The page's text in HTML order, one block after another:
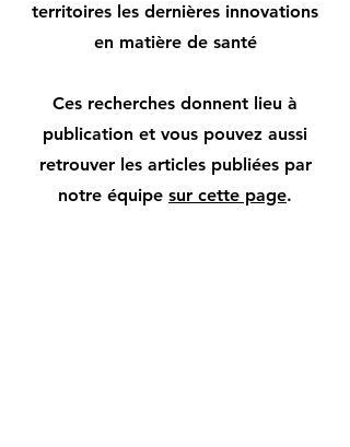
territoires les dernières innovations
en matière de santé
Ces recherches donnent lieu à
publication et vous pouvez aussi
retrouver les articles publiées par
notre équipe sur cette page.